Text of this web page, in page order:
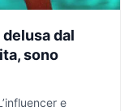
dal
sono
e